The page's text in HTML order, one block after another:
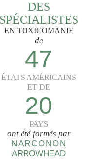
DES
SPÉCIALISTES
EN TOXICOMANIE
de
47
ÉTATS AMÉRICAINS
ET DE
20
PAYS
ont été formés par
NARCONON
ARROWHEAD